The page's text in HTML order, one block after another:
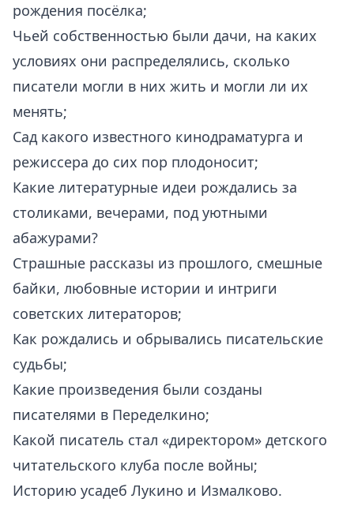
рождения посёлка;
Чьей собственностью были дачи, на каких
условиях они распределялись, сколько
писатели могли в них жить и могли ли их
менять;
Сад какого известного кинодраматурга и
режиссера до сих пор плодоносит;
Какие литературные идеи рождались за
столиками, вечерами, под уютными
абажурами?
Страшные рассказы из прошлого, смешные
байки, любовные истории и интриги
советских литераторов;
Как рождались и обрывались писательские
судьбы;
Какие произведения были созданы
писателями в Переделкино;
Какой писатель стал «директором» детского
читательского клуба после войны;
Историю усадеб Лукино и Измалково.